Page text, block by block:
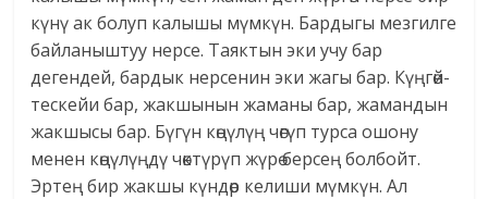
күнү ак болуп калышы мүмкүн. Бардыгы мезгилге
байланыштуу нерсе. Таяктын эки учу бар
дегендей, бардык нерсенин эки жагы бар. Күңгөй-
тескейи бар, жакшынын жаманы бар, жамандын
жакшысы бар. Бүгүн көңүлүң чөгүп турса ошону
менен көңүлүңдү чөктүрүп жүрө берсең болбойт.
Эртең бир жакшы күндөр келиши мүмкүн. Ал